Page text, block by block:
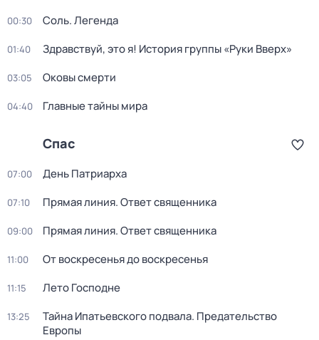
00:30 Соль. Легенда
01:40 Здравствуй, это я! История группы «Руки Вверх»
03:05 Оковы смерти
04:40 Главные тайны мира
Спас
07:00 Дeнь Патриаpха
07:10 Прямая линия. Ответ священника
09:00 Прямая линия. Ответ священника
11:00 От воскресенья до воскресенья
11:15 Лето Господне
13:25
Тайна Ипатьевского подвала. Предательство
Европы